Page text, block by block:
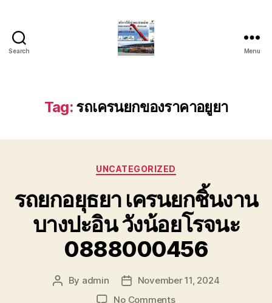
Search
รถ
เครน
เฮี๊ยบ
สไลด์
เครื่องจักร
โทร
0818900005
Menu
Tag: รถเครนยกของราคาอยูยา
Categories
UNCATEGORIZED
รถยกอยุธยา เครนยกชิ้นงาน
บางปะอิน วังน้อยโรจนะ
0888000456
Post
By admin
Post
date
November 11, 2024
No Commentson